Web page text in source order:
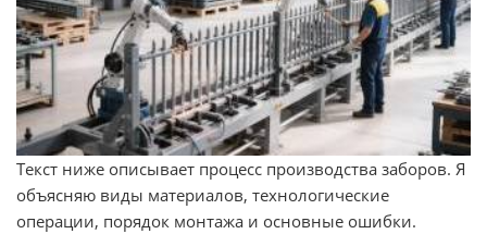
Текст ниже описывает процесс производства заборов. Я
объясняю виды материалов, технологические
операции, порядок монтажа и основные ошибки.